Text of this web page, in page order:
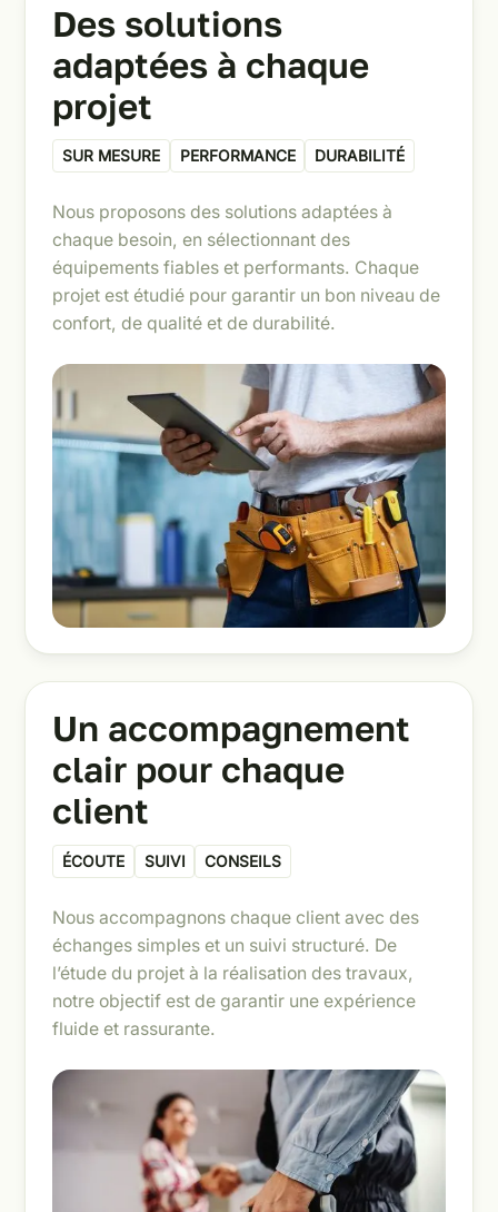
Des solutions
adaptées à chaque
projet
SUR MESURE PERFORMANCE DURABILITÉ
Nous proposons des solutions adaptées à
chaque besoin, en sélectionnant des
équipements fiables et performants. Chaque
projet est étudié pour garantir un bon niveau de
confort, de qualité et de durabilité.
Un accompagnement
clair pour chaque
client
ÉCOUTE SUIVI CONSEILS
Nous accompagnons chaque client avec des
échanges simples et un suivi structuré. De
l’étude du projet à la réalisation des travaux,
notre objectif est de garantir une expérience
fluide et rassurante.